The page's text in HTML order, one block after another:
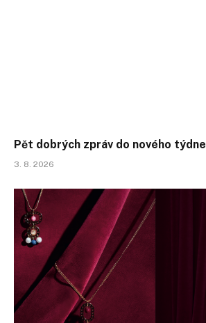
Pět dobrých zpráv do nového týdne
3. 8. 2026